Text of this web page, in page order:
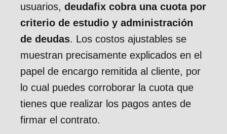
usuarios, deudafix cobra una cuota por
criterio de estudio y administración
de deudas. Los costos ajustables se
muestran precisamente explicados en el
papel de encargo remitida al cliente, por
lo cual puedes corroborar la cuota que
tienes que realizar los pagos antes de
firmar el contrato.